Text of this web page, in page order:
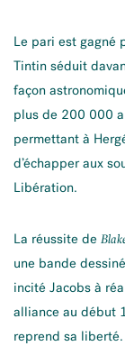
Le pari est gagné
Tintin séduit
façon
plus de 200 000
permettant à
d’échapper aux
Libération.
La réussite de
une bande
incité Jacobs à
alliance au début
reprend sa liberté.